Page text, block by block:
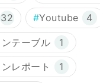
32 Youtube 4
テーブル 1
レポート 1